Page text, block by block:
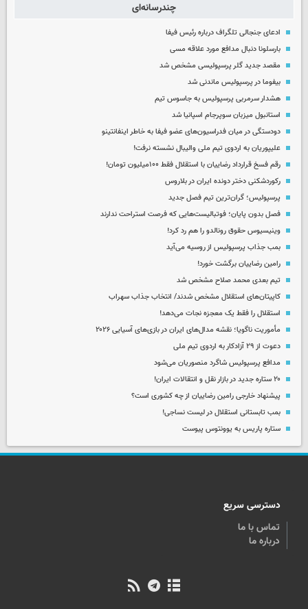
چندرسانه‌ای
ادعای جنجالی تلگراف درباره رئیس فیفا
بارسلونا دنبال مدافع مورد علاقه مسی
مقصد جدید گلر پرسپولیسی مشخص شد
بیفوما در پرسپولیس ماندنی شد
هشدار سرمربی پرسپولیس به جاسوس تیم
استانبول میزبان سوپرجام اسپانیا شد
دودستگی در میان فدراسیون‌های عضو فیفا به خاطر اینفانتینو
علیپوریان به اردوی تیم ملی والیبال نشسته نرفت!
رقم فسخ قرارداد رضاییان با استقلال فقط ۱۰۰میلیون تومان!
رکوردشکنی دختر دونده ایران در بلاروس
پرسپولیس؛ گران‌ترین تیم فصل جدید
فصل بدون پایان؛ فوتبالیست‌هایی که فرصت استراحت ندارند
وینیسیوس حقوق رونالدو را هم رد کرد!
بمب جذاب پرسپولیس از روسیه می‌آید
رامین رضاییان برگشت خورد!
تیم بعدی محمد صلاح مشخص شد
کاپیتان‌های استقلال مشخص شدند/ انتخاب جذاب سهراب
استقلال را فقط یک معجزه نجات می‌دهد!
مأموریت ناگویا؛ نقشه مدال‌های ایران در بازی‌های آسیایی ۲۰۲۶
دعوت از ۲۹ آزادکار به اردوی تیم ملی
مدافع پرسپولیس شاگرد منصوریان می‌شود
۲۰ ستاره جدید در بازار نقل و انتقالات ایران!
پیشنهاد خارجی رامین رضاییان از چه کشوری است؟
بمب تابستانی استقلال در لیست نساجی!
ستاره پاریس به یوونتوس پیوست
دسترسی سریع
تماس با ما
درباره ما